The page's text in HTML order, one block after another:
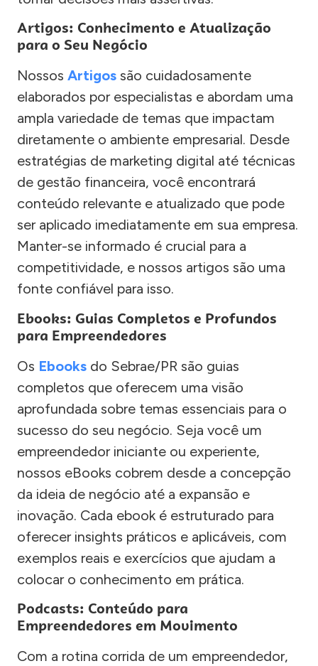
Artigos: Conhecimento e Atualização
para o Seu Negócio
Nossos Artigos são cuidadosamente
elaborados por especialistas e abordam uma
ampla variedade de temas que impactam
diretamente o ambiente empresarial. Desde
estratégias de marketing digital até técnicas
de gestão financeira, você encontrará
conteúdo relevante e atualizado que pode
ser aplicado imediatamente em sua empresa.
Manter-se informado é crucial para a
competitividade, e nossos artigos são uma
fonte confiável para isso.
Ebooks: Guias Completos e Profundos
para Empreendedores
Os Ebooks do Sebrae/PR são guias
completos que oferecem uma visão
aprofundada sobre temas essenciais para o
sucesso do seu negócio. Seja você um
empreendedor iniciante ou experiente,
nossos eBooks cobrem desde a concepção
da ideia de negócio até a expansão e
inovação. Cada ebook é estruturado para
oferecer insights práticos e aplicáveis, com
exemplos reais e exercícios que ajudam a
colocar o conhecimento em prática.
Podcasts: Conteúdo para
Empreendedores em Movimento
Com a rotina corrida de um empreendedor,